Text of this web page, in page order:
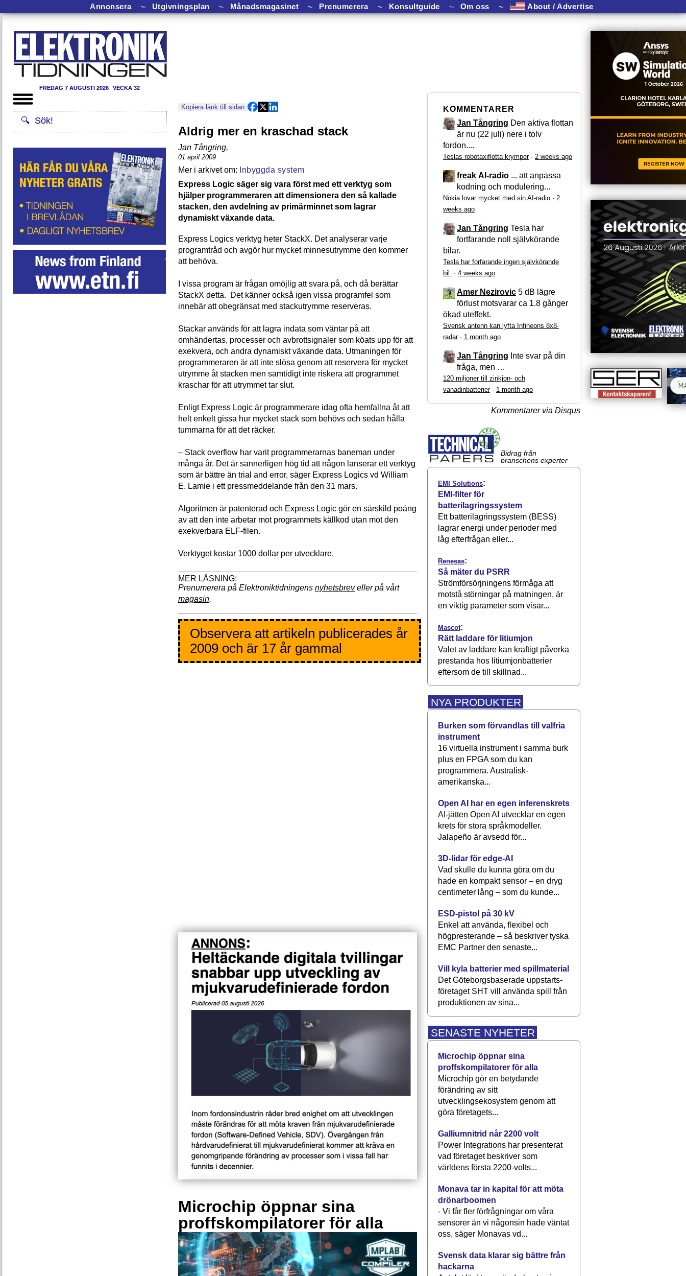
Annonsera ⏦ Utgivningsplan ⏦ Månadsmagasinet ⏦ Prenumerera ⏦ Konsultguide ⏦ Om oss ⏦ About / Advertise
FREDAG 7 AUGUSTI 2026 VECKA 32
Kopiera länk till sidan
Aldrig mer en kraschad stack
Jan Tångring,
01 april 2009
Inbyggda system
Express Logic säger sig vara först med ett verktyg som
hjälper programmeraren att dimensionera den så kallade
stacken, den avdelning av primärminnet som lagrar
dynamiskt växande data.
Express Logics verktyg heter StackX. Det analyserar varje
programtråd och avgör hur mycket minnesutrymme den kommer
att behöva.
I vissa program är frågan omöjlig att svara på, och då berättar
StackX detta. Det känner också igen vissa programfel som
innebär att obegränsat med stackutrymme reserveras.
Stackar används för att lagra indata som väntar på att
omhändertas, processer och avbrottsignaler som köats upp för att
exekvera, och andra dynamiskt växande data. Utmaningen för
programmeraren är att inte slösa genom att reservera för mycket
utrymme åt stacken men samtidigt inte riskera att programmet
kraschar för att utrymmet tar slut.
Enligt Express Logic är programmerare idag ofta hemfallna åt att
helt enkelt gissa hur mycket stack som behövs och sedan hålla
tummarna för att det räcker.
– Stack overflow har varit programmerarnas baneman under
många år. Det är sannerligen hög tid att någon lanserar ett verktyg
som är bättre än trial and error, säger Express Logics vd William
E. Lamie i ett pressmeddelande från den 31 mars.
Algoritmen är patenterad och Express Logic gör en särskild poäng
av att den inte arbetar mot programmets källkod utan mot den
exekverbara ELF-filen.
Verktyget kostar 1000 dollar per utvecklare.
Prenumerera på Elektroniktidningens nyhetsbreveller på vårt
magasin.
Observera att artikeln publicerades år
2009 och är 17 år gammal
Microchip öppnar sina
proffskompilatorer för alla
KOMMENTARER
Jan Tångring Den aktiva flottan
är nu (22 juli) nere i tolv
fordon....
Teslas robotaxiflotta krymper· 2 weeks ago
freak AI-radio ... att anpassa
kodning och modulering...
Nokia lovar mycket med sin AI-radio · 2
weeks ago
Jan Tångring Tesla har
fortfarande noll självkörande
bilar.
Tesla har forfarande ingen självkörande
bil
· 4 weeks ago
Amer Nezirovic 5 dB lägre
förlust motsvarar ca 1.8 gånger
ökad uteffekt.
Svensk antenn kan lyfta Infineons 8x8-
radar· 1 month ago
Jan Tångring Inte svar på din
fråga, men …
120 miljoner till zinkjon- och
vanadinbatterier· 1 month ago
Kommentarer via Disqus
Bidrag från
branschens experter
EMI Solutions:
EMI-filter för
batterilagringssystem
Ett batterilagringssystem (BESS)
lagrar energi under perioder med
låg efterfrågan eller...
Renesas:
Så mäter du PSRR
Strömförsörjningens förmåga att
motstå störningar på matningen, är
en viktig parameter som visar...
Mascot:
Rätt laddare för litiumjon
Valet av laddare kan kraftigt påverka
prestanda hos litiumjonbatterier
eftersom de till skillnad...
NYA PRODUKTER
Burken som förvandlas till valfria
instrument
16 virtuella instrument i samma burk
plus en FPGA som du kan
programmera. Australisk-
amerikanska...
Open AI har en egen inferenskrets
AI-jätten Open AI utvecklar en egen
krets för stora språkmodeller.
Jalapeño är avsedd för...
3D-lidar för edge-AI
Vad skulle du kunna göra om du
hade en kompakt sensor – en dryg
centimeter lång – som du kunde...
ESD-pistol på 30 kV
Enkel att använda, flexibel och
högpresterande – så beskriver tyska
EMC Partner den senaste...
Vill kyla batterier med spillmaterial
Det Göteborgsbaserade upp­starts­
företaget SHT vill använda spill från
produktionen av sina...
SENASTE NYHETER
Microchip öppnar sina
proffskompilatorer för alla
Microchip gör en betydande
förändring av sitt
utvecklingsekosystem genom att
göra företagets...
Galliumnitrid når 2200 volt
Power Integrations har presenterat
vad företaget beskriver som
världens första 2200-volts...
Monava tar in kapital för att möta
drönarboomen
- Vi får fler förfrågningar om våra
sensorer än vi någonsin hade väntat
oss, säger Monavas vd...
Svensk data klarar sig bättre från
hackarna